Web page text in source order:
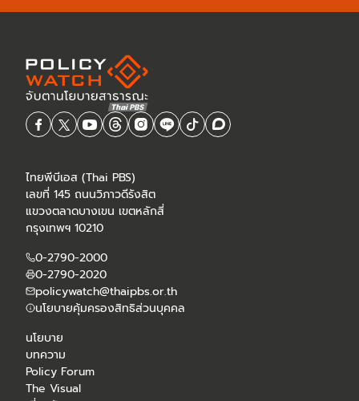
ไทยพีบีเอส (Thai PBS)
เลขที่ 145 ถนนวิภาวดีรังสิต
แขวงตลาดบางเขน เขตหลักสี่
กรุงเทพฯ 10210
0-2790-2000
0-2790-2020
policywatch@thaipbs.or.th
นโยบายคุ้มครองสิทธิส่วนบุคคล
นโยบาย
บทความ
Policy Forum
The Visual